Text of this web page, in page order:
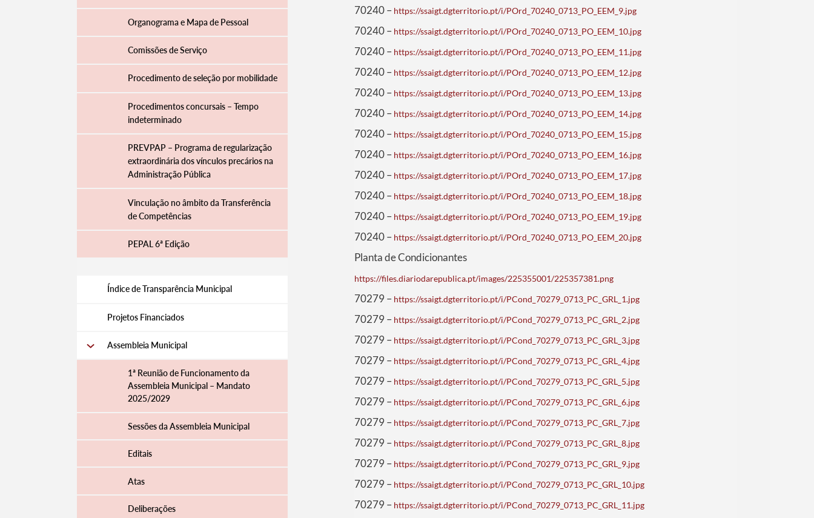
Categorias gerais
Filtros
Organograma e Mapa de Pessoal
Comissões de Serviço
Procedimento de seleção por mobilidade
Procedimentos concursais – Tempo
indeterminado
PREVPAP – Programa de regularização
extraordinária dos vínculos precários na
Administração Pública
Vinculação no âmbito da Transferência
de Competências
PEPAL 6ª Edição
Índice de Transparência Municipal
Projetos Financiados
Assembleia Municipal
1ª Reunião de Funcionamento da
Assembleia Municipal – Mandato
2025/2029
Sessões da Assembleia Municipal
Editais
Atas
Deliberações
70240 – https://ssaigt.dgterritorio.pt/i/POrd_70240_0713_PO_EEM_9.jpg
70240 – https://ssaigt.dgterritorio.pt/i/POrd_70240_0713_PO_EEM_10.jpg
70240 – https://ssaigt.dgterritorio.pt/i/POrd_70240_0713_PO_EEM_11.jpg
70240 – https://ssaigt.dgterritorio.pt/i/POrd_70240_0713_PO_EEM_12.jpg
70240 – https://ssaigt.dgterritorio.pt/i/POrd_70240_0713_PO_EEM_13.jpg
70240 – https://ssaigt.dgterritorio.pt/i/POrd_70240_0713_PO_EEM_14.jpg
70240 – https://ssaigt.dgterritorio.pt/i/POrd_70240_0713_PO_EEM_15.jpg
70240 – https://ssaigt.dgterritorio.pt/i/POrd_70240_0713_PO_EEM_16.jpg
70240 – https://ssaigt.dgterritorio.pt/i/POrd_70240_0713_PO_EEM_17.jpg
70240 – https://ssaigt.dgterritorio.pt/i/POrd_70240_0713_PO_EEM_18.jpg
70240 – https://ssaigt.dgterritorio.pt/i/POrd_70240_0713_PO_EEM_19.jpg
70240 – https://ssaigt.dgterritorio.pt/i/POrd_70240_0713_PO_EEM_20.jpg
Planta de Condicionantes
https://files.diariodarepublica.pt/images/225355001/225357381.png
70279 – https://ssaigt.dgterritorio.pt/i/PCond_70279_0713_PC_GRL_1.jpg
70279 – https://ssaigt.dgterritorio.pt/i/PCond_70279_0713_PC_GRL_2.jpg
70279 – https://ssaigt.dgterritorio.pt/i/PCond_70279_0713_PC_GRL_3.jpg
70279 – https://ssaigt.dgterritorio.pt/i/PCond_70279_0713_PC_GRL_4.jpg
70279 – https://ssaigt.dgterritorio.pt/i/PCond_70279_0713_PC_GRL_5.jpg
70279 – https://ssaigt.dgterritorio.pt/i/PCond_70279_0713_PC_GRL_6.jpg
70279 – https://ssaigt.dgterritorio.pt/i/PCond_70279_0713_PC_GRL_7.jpg
70279 – https://ssaigt.dgterritorio.pt/i/PCond_70279_0713_PC_GRL_8.jpg
70279 – https://ssaigt.dgterritorio.pt/i/PCond_70279_0713_PC_GRL_9.jpg
70279 – https://ssaigt.dgterritorio.pt/i/PCond_70279_0713_PC_GRL_10.jpg
70279 – https://ssaigt.dgterritorio.pt/i/PCond_70279_0713_PC_GRL_11.jpg